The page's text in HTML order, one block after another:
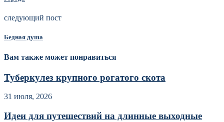
следующий пост
Бедная душа
Вам также может понравиться
Туберкулез крупного рогатого скота
31 июля, 2026
Идеи для путешествий на длинные выходные